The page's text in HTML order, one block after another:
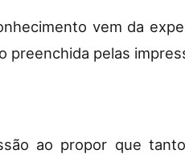
vem da
preenchida pelas
ao propor que